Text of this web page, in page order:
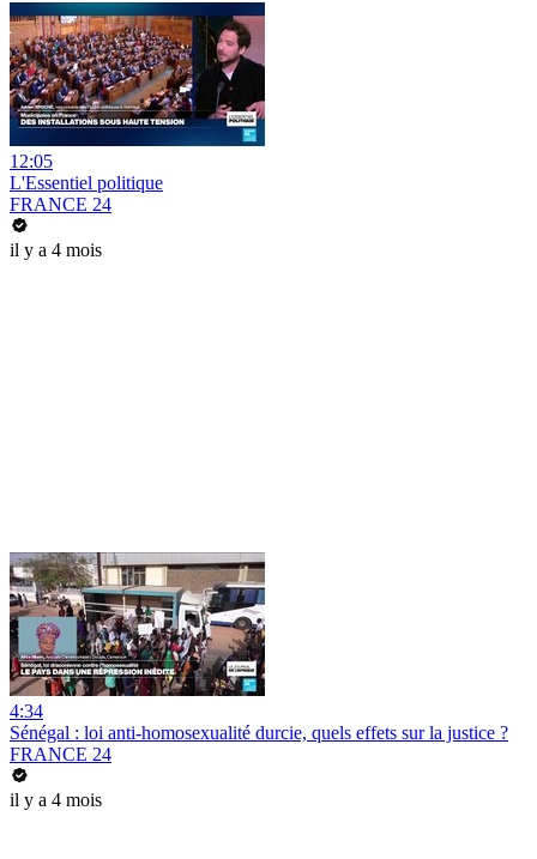
12:05
L'Essentiel politique
FRANCE 24
il y a 4 mois
4:34
Sénégal : loi anti-homosexualité durcie, quels effets sur la justice ?
FRANCE 24
il y a 4 mois